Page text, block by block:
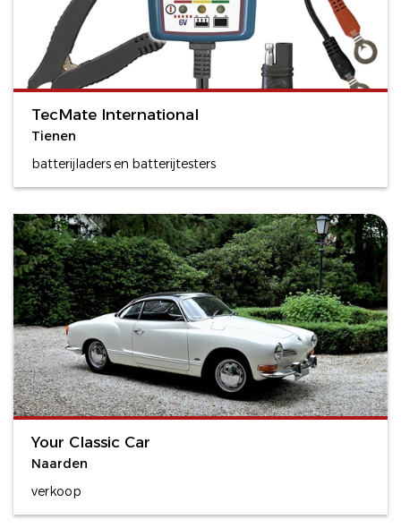
TecMate International
Tienen
batterijladers en batterijtesters
Your Classic Car
Naarden
verkoop